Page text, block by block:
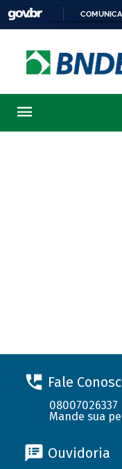
Fale
08007026337
Mande sua
Ouvidoria